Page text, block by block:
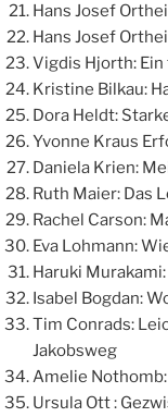
Hans Josef
Hans Josef
Vigdis Hjorth:
Kristine Bilkau:
Dora Heldt:
Yvonne Kraus
Daniela Krien:
Ruth Maier: Das
Rachel Carson:
Eva Lohmann:
Haruki
Isabel Bogdan:
Tim Conrads:
Jakobsweg
Amelie
Ursula Ott :